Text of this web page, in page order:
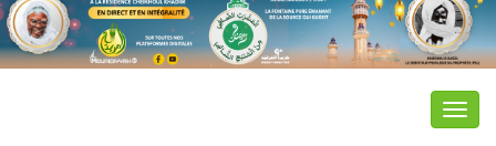
Toggle